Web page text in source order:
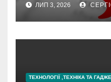
ЛИП 3, 2026
ТЕХНОЛОГІЇ ,ТЕХНІКА ТА